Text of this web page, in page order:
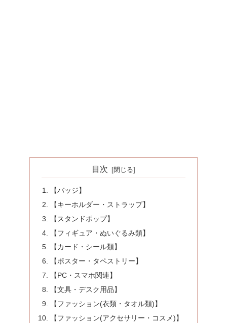
目次
【バッジ】
【キーホルダー・ストラップ】
【スタンドポップ】
【フィギュア・ぬいぐるみ類】
【カード・シール類】
【ポスター・タペストリー】
【PC・スマホ関連】
【文具・デスク用品】
【ファッション(衣類・タオル類)】
【ファッション(アクセサリー・コスメ)】